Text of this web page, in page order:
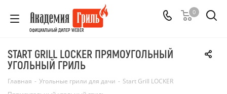
ОФИЦИАЛЬНЫЙ ДИЛЕР WEBER
0
START GRILL LOCKER ПРЯМОУГОЛЬНЫЙ
УГОЛЬНЫЙ ГРИЛЬ
Главная - Угольные грили для дачи - Start Grill LOCKER